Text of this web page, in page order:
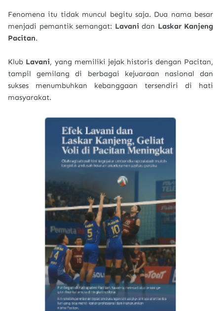
Fenomena itu tidak muncul begitu saja. Dua nama besar
menjadi pemantik semangat: Lavani dan Laskar Kanjeng
Pacitan.
Klub Lavani, yang memiliki jejak historis dengan Pacitan,
tampil gemilang di berbagai kejuaraan nasional dan
sukses menumbuhkan kebanggaan tersendiri di hati
masyarakat.